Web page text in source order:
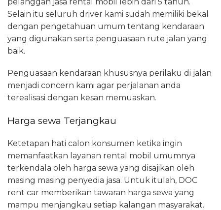
Selain itu seluruh driver kami sudah memiliki bekal
dengan pengetahuan umum tentang kendaraan
yang digunakan serta penguasaan rute jalan yang
baik.
Penguasaan kendaraan khususnya perilaku di jalan
menjadi concern kami agar perjalanan anda
terealisasi dengan kesan memuaskan.
Harga sewa Terjangkau
Ketetapan hati calon konsumen ketika ingin
memanfaatkan layanan rental mobil umumnya
terkendala oleh harga sewa yang disajikan oleh
masing masing penyedia jasa. Untuk itulah, DOC
rent car memberikan tawaran harga sewa yang
mampu menjangkau setiap kalangan masyarakat.